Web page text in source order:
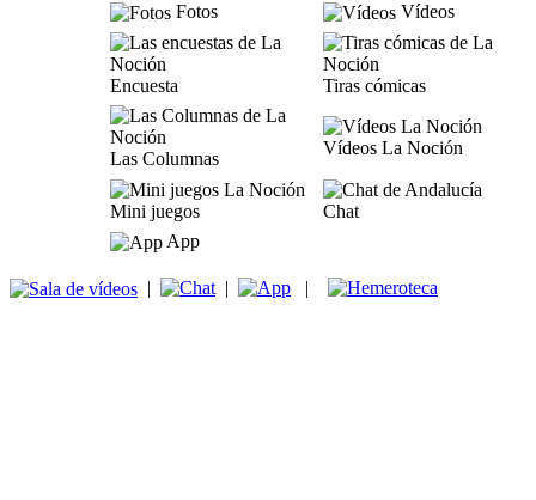
Fotos
Vídeos
Encuesta Tiras cómicas
Las Columnas
Vídeos La Noción
Mini juegos
Chat
App
| | |